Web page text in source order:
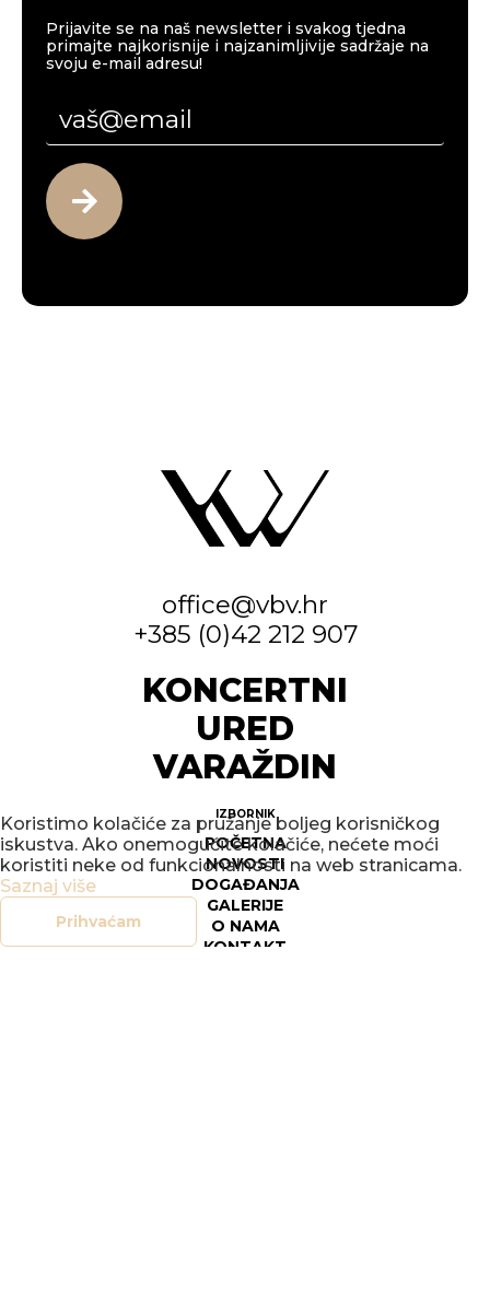
Prijavite se na naš newsletter i svakog tjedna
primajte najkorisnije i najzanimljivije sadržaje na
svoju e-mail adresu!
office@vbv.hr
+385 (0)42 212 907
KONCERTNI
URED
VARAŽDIN
IZBORNIK
POČETNA
NOVOSTI
DOGAĐANJA
GALERIJE
O NAMA
KONTAKT
Koristimo kolačiće za pružanje boljeg korisničkog
iskustva. Ako onemogućite kolačiće, nećete moći
koristiti neke od funkcionalnosti na web stranicama.
Saznaj više
Prihvaćam